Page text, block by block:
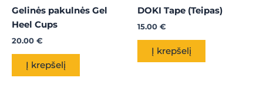
Gelinės pakulnės Gel
Heel Cups
20.00 €
Į krepšelį
DOKI Tape (Teipas)
15.00 €
Į krepšelį